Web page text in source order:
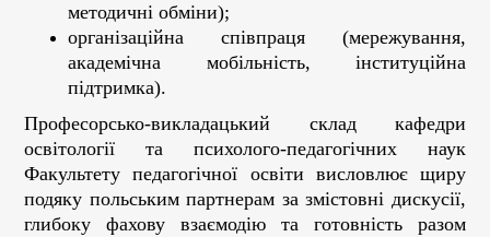
методичні обміни);
організаційна співпраця (мережування,
академічна мобільність, інституційна
підтримка).
Професорсько-викладацький склад кафедри
освітології та психолого-педагогічних наук
Факультету педагогічної освіти висловлює щиру
подяку польським партнерам за змістовні дискусії,
глибоку фахову взаємодію та готовність разом